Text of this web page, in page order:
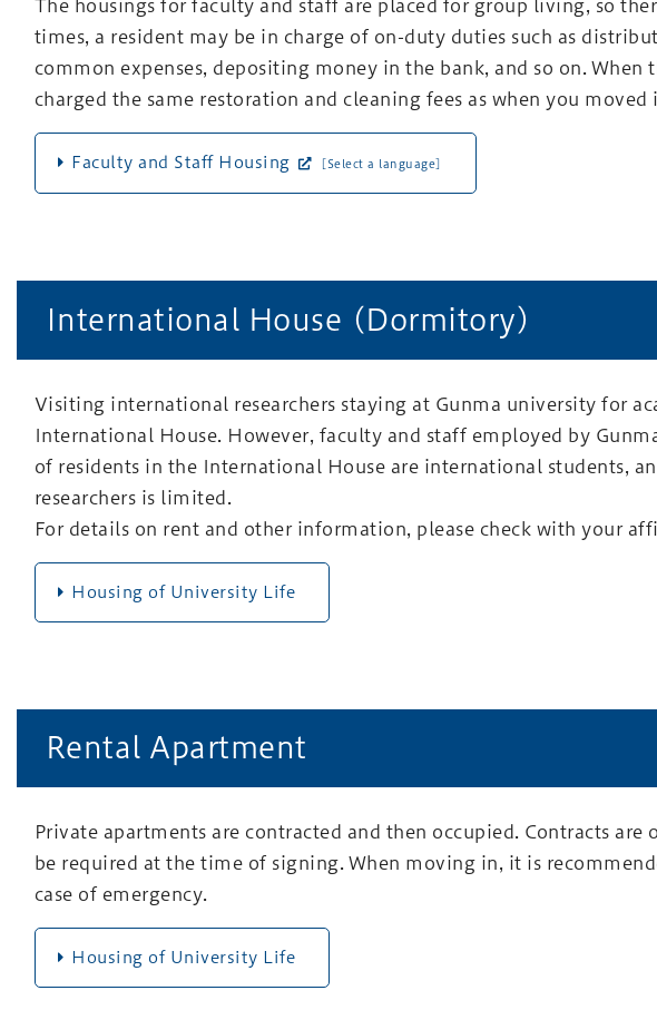
The housings for faculty and staff are placed for group living, so
times, a resident may be in charge of on-duty duties such as
common expenses, depositing money in the bank, and so on.
charged the same restoration and cleaning fees as when you moved
Faculty and Staff Housing [Select a language]
International House (Dormitory)
Visiting international researchers staying at Gunma university for
International House. However, faculty and staff employed by
of residents in the International House are international students,
researchers is limited.
For details on rent and other information, please check with your
Housing of University Life
Rental Apartment
Private apartments are contracted and then occupied. Contracts
be required at the time of signing. When moving in, it is
case of emergency.
Housing of University Life